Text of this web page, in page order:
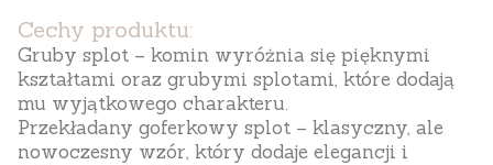
Cechy produktu:
Gruby splot – komin wyróżnia się pięknymi
kształtami oraz grubymi splotami, które dodają
mu wyjątkowego charakteru.
Przekładany goferkowy splot – klasyczny, ale
nowoczesny wzór, który dodaje elegancji i